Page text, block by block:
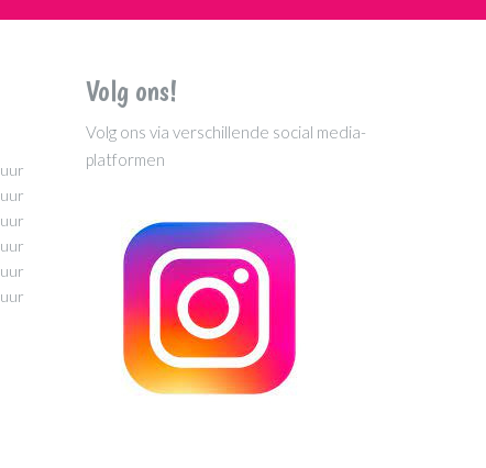
Volg ons!
Volg ons via verschillende social media-
platformen